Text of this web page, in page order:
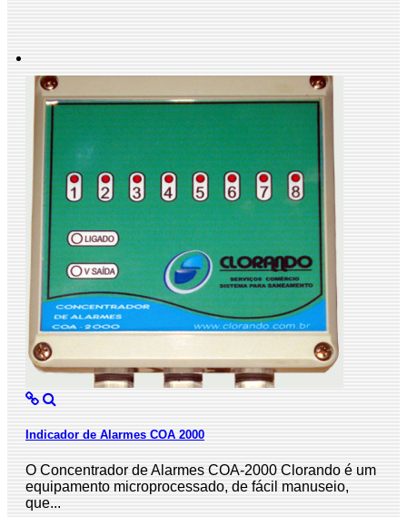
Indicador de Alarmes COA 2000
O Concentrador de Alarmes COA-2000 Clorando é um
equipamento microprocessado, de fácil manuseio,
que...